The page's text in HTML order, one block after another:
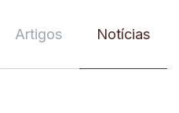
Artigos Notícias